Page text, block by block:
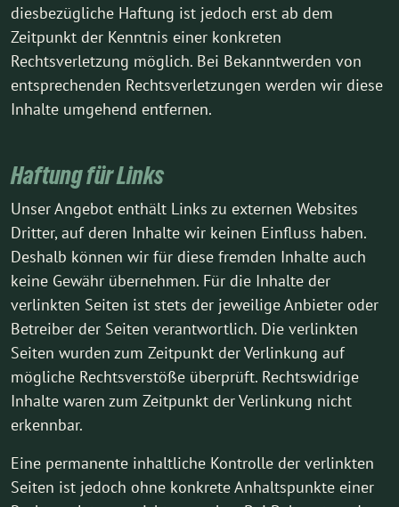
diesbezügliche Haftung ist jedoch erst ab dem
Zeitpunkt der Kenntnis einer konkreten
Rechtsverletzung möglich. Bei Bekanntwerden von
entsprechenden Rechtsverletzungen werden wir diese
Inhalte umgehend entfernen.
Haftung für Links
Unser Angebot enthält Links zu externen Websites
Dritter, auf deren Inhalte wir keinen Einfluss haben.
Deshalb können wir für diese fremden Inhalte auch
keine Gewähr übernehmen. Für die Inhalte der
verlinkten Seiten ist stets der jeweilige Anbieter oder
Betreiber der Seiten verantwortlich. Die verlinkten
Seiten wurden zum Zeitpunkt der Verlinkung auf
mögliche Rechtsverstöße überprüft. Rechtswidrige
Inhalte waren zum Zeitpunkt der Verlinkung nicht
erkennbar.
Eine permanente inhaltliche Kontrolle der verlinkten
Seiten ist jedoch ohne konkrete Anhaltspunkte einer